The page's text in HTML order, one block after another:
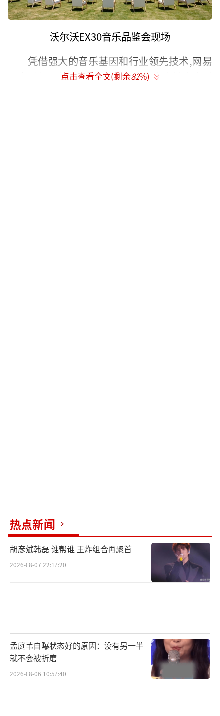
沃尔沃EX30音乐品鉴会现场
凭借强大的音乐基因和行业领先技术,网易
云音乐与沃尔沃EX30强强联手,为本次纯享音乐
透空灵的嗓音生动演绎,在初夏的微风中,以独特
的LIVE HOUSE体验,展现沃尔沃EX30哈曼卡顿
回音壁音响带来的高保真极致混响。多位行业
大咖、音乐发烧友通过专业解读、行业对比,现
场解析沃尔沃EX30高品质音效的秘密,解码沃尔
点击查看全文(剩余82%)
热点新闻
胡彦斌韩磊 谁帮谁 王炸组合再聚首
2026-08-07 22:17:20
孟庭苇自曝状态好的原因：没有另一半
就不会被折磨
2026-08-06 10:57:40